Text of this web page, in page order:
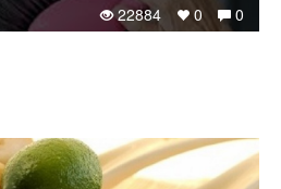
0
0
22884